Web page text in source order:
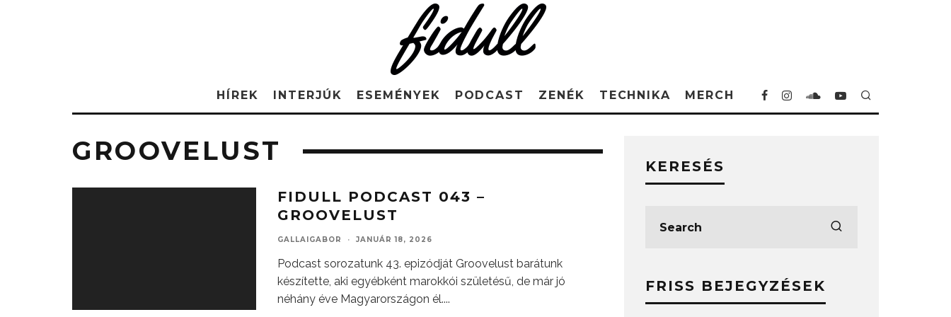
HÍREK INTERJÚK ESEMÉNYEK PODCAST ZENÉK TECHNIKA MERCH
GROOVELUST
FIDULL PODCAST 043 –
GROOVELUST
GALLAIGABOR · JANUÁR 18, 2026
Podcast sorozatunk 43. epizódját Groovelust barátunk
készítette, aki egyébként marokkói születésű, de már jó
néhány éve Magyarországon él....
KERESÉS
FRISS BEJEGYZÉSEK